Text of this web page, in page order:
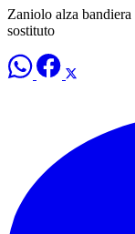
Zaniolo alza
sostituto